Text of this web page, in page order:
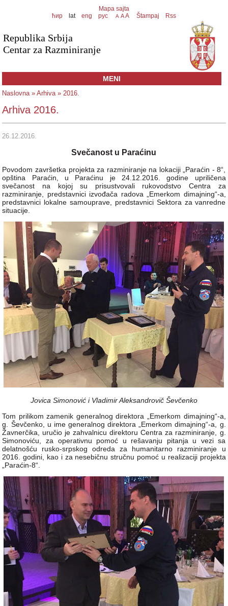
Mapa sajta
ћирlat eng рус A AA Štampaj Rss
Republika Srbija
Centar za Razminiranje
MENI
Naslovna»Arhiva» 2016.
Arhiva 2016.
26.12.2016.
Svečanost u Paraćinu
Povodom završetka projekta za razminiranje na lokaciji „Paraćin - 8“,
opština Paraćin, u Paraćinu je 24.12.2016. godine upriličena
svečanost na kojoj su prisustvovali rukovodstvo Centra za
razminiranje, predstavnici izvođača radova „Emerkom dimajning“-a,
predstavnici lokalne samouprave, predstavnici Sektora za vanredne
situacije.
Jovica Simonović i Vladimir Aleksandrovič Ševčenko
Tom prilikom zamenik generalnog direktora „Emerkom dimajning“-a,
g. Ševčenko, u ime generalnog direktora „Emerkom dimajning“-a, g.
Žavnerčika, uručio je zahvalnicu direktoru Centra za razminiranje, g.
Simonoviću, za operativnu pomoć u rešavanju pitanja u vezi sa
delatnošću rusko-srpskog odreda za humanitarno razminiranje u
2016. godini, kao i za nesebičnu stručnu pomoć u realizaciji projekta
„Paraćin-8“.